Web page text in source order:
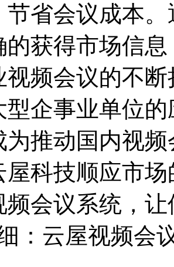
节省会议成本
的获得市场信
视频会议的不
型企事业单位
为推动国内视
屋科技顺应市
频会议系统，
：云屋视频会